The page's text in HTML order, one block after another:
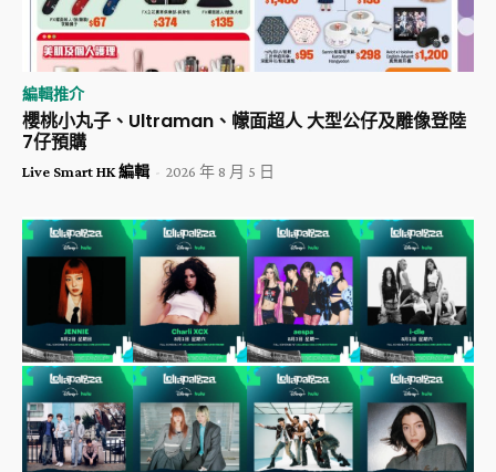
編輯推介
櫻桃小丸子、Ultraman、幪面超人 大型公仔及雕像登陸
7仔預購
Live Smart HK 編輯 - 2026 年 8 月 5 日